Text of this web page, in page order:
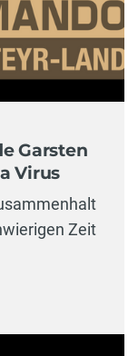
Garsten
Virus
Zeit